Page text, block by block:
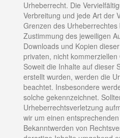
Urheberrecht. Die
Verbreitung und jede Art der
Grenzen des
Zustimmung des jeweiligen
Downloads und Kopien
privaten, nicht
Soweit die Inhalte auf dieser
erstellt wurden, werden die
beachtet. Insbesondere
solche gekennzeichnet.
Urheberrechtsverletzung
wir um einen
Bekanntwerden von